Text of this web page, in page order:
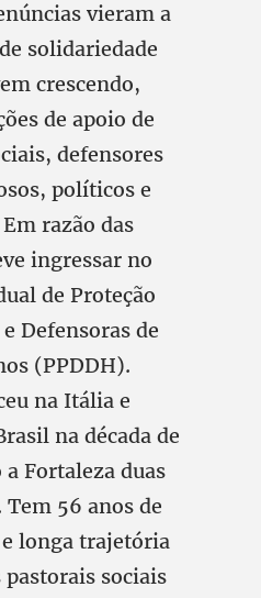
vieram a
solidariedade
crescendo,
de apoio de
defensores
políticos e
razão das
ingressar no
de Proteção
Defensoras de
(PPDDH).
na Itália e
na década de
a Fortaleza duas
Tem 56 anos de
longa trajetória
sociais